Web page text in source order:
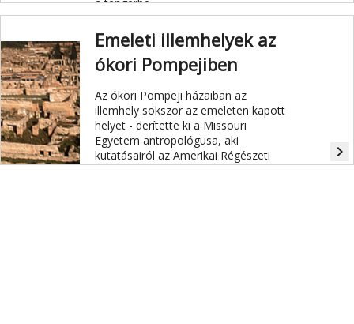
Emeleti illemhelyek az
ókori Pompejiben
Az ókori Pompeji házaiban az
illemhely sokszor az emeleten kapott
helyet - derítette ki a Missouri
Egyetem antropológusa, aki
kutatásairól az Amerikai Régészeti
navigate_next